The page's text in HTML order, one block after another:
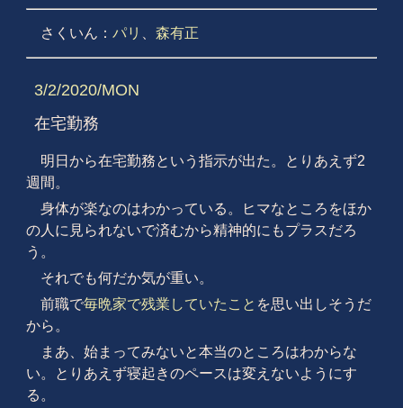
さくいん： パリ 、 森有正
3/2/2020/MON
在宅勤務
明日から在宅勤務という指示が出た。とりあえず2
週間。
身体が楽なのはわかっている。ヒマなところをほか
の人に見られないで済むから精神的にもプラスだろ
う。
それでも何だか気が重い。
前職で毎晩家で残業していたこと を思い出しそうだ
から。
まあ、始まってみないと本当のところはわからな
い。とりあえず寝起きのペースは変えないようにす
る。